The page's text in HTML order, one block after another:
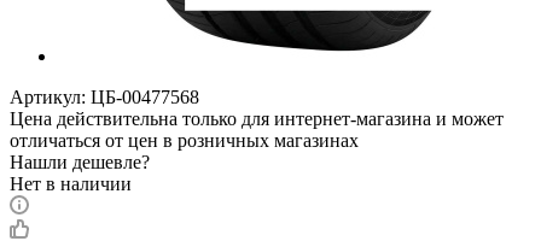
Артикул: ЦБ-00477568
Цена действительна только для интернет-магазина и может
отличаться от цен в розничных магазинах
Нашли дешевле?
Нет в наличии